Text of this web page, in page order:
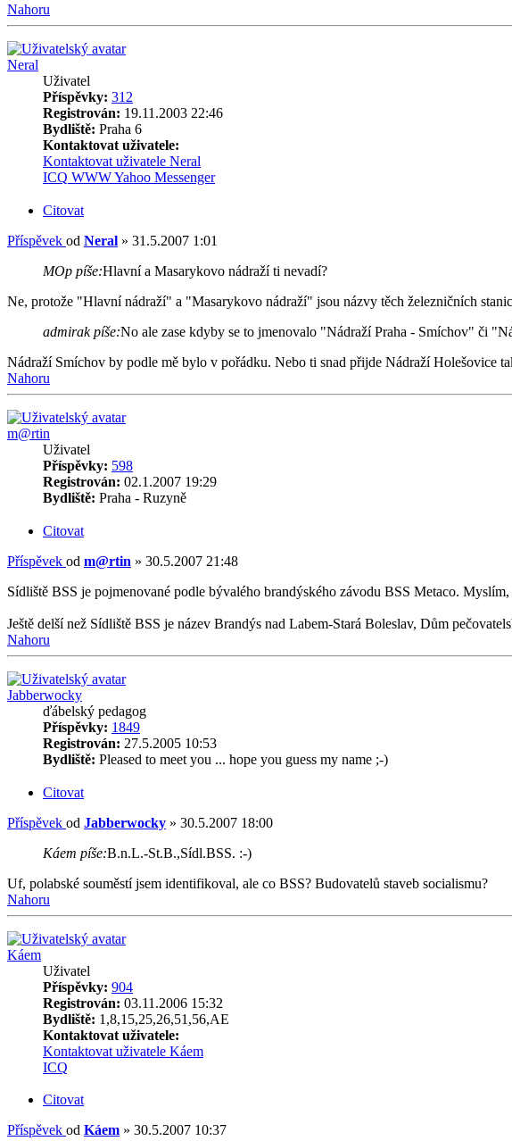
Nahoru
Neral
Uživatel
Příspěvky: 312
Registrován: 19.11.2003 22:46
Bydliště: Praha 6
Kontaktovat uživatele:
Kontaktovat uživatele Neral
ICQ WWWYahoo Messenger
Citovat
Příspěvek od Neral » 31.5.2007 1:01
MOp píše:Hlavní a Masarykovo nádraží ti nevadí?
Ne, protože "Hlavní nádraží" a "Masarykovo nádraží" jsou názvy těch železničních
admirak píše:No ale zase kdyby se to jmenovalo "Nádraží Praha - Smíchov" či
Nádraží Smíchov by podle mě bylo v pořádku. Nebo ti snad přijde Nádraží Holešovice
Nahoru
m@rtin
Uživatel
Příspěvky: 598
Registrován: 02.1.2007 19:29
Bydliště: Praha - Ruzyně
Citovat
Příspěvek od m@rtin » 30.5.2007 21:48
Sídliště BSS je pojmenované podle bývalého brandýského závodu BSS Metaco.
Ještě delší než Sídliště BSS je název Brandýs nad Labem-Stará Boleslav, Dům
Nahoru
Jabberwocky
ďábelský pedagog
Příspěvky: 1849
Registrován: 27.5.2005 10:53
Bydliště: Pleased to meet you ... hope you guess my name ;-)
Citovat
Příspěvek od Jabberwocky » 30.5.2007 18:00
Káem píše:B.n.L.-St.B.,Sídl.BSS. :-)
Uf, polabské souměstí jsem identifikoval, ale co BSS? Budovatelů staveb socialismu?
Nahoru
Káem
Uživatel
Příspěvky: 904
Registrován: 03.11.2006 15:32
Bydliště: 1,8,15,25,26,51,56,AE
Kontaktovat uživatele:
Kontaktovat uživatele Káem
ICQ
Citovat
Příspěvek od Káem » 30.5.2007 10:37